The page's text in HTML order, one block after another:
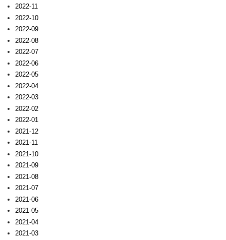
2022-11
2022-10
2022-09
2022-08
2022-07
2022-06
2022-05
2022-04
2022-03
2022-02
2022-01
2021-12
2021-11
2021-10
2021-09
2021-08
2021-07
2021-06
2021-05
2021-04
2021-03